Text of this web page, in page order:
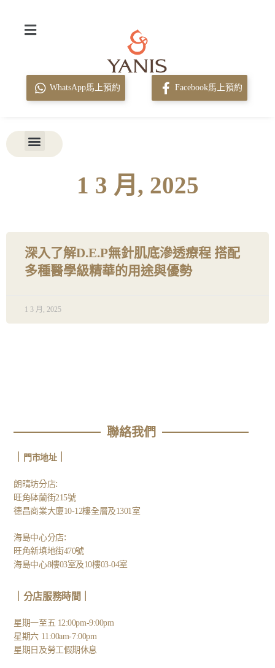
WhatsApp馬上預約 Facebook馬上預約
1 3 月, 2025
深入了解D.E.P無針肌底滲透療程 搭配
多種醫學級精華的用途與優勢
1 3 月, 2025
聯絡我們
門市地址｜
朗晴坊分店:
旺角砵蘭街215號
德昌商業大廈10-12樓全層及1301室
海島中心分店:
旺角新填地街470號
海島中心8樓03室及10樓03-04室
｜分店服務時間｜
星期一至五 12:00pm-9:00pm
星期六 11:00am-7:00pm
星期日及勞工假期休息